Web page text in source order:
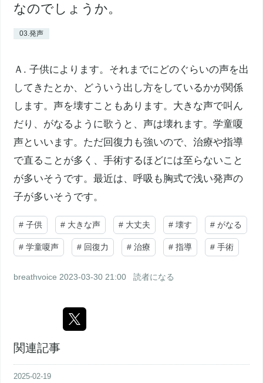
なのでしょうか。
03.発声
Ａ. 子供によります。それまでにどのぐらいの声を出
してきたとか、どういう出し方をしているかが関係
します。声を壊すこともあります。大きな声で叫ん
だり、がなるように歌うと、声は壊れます。学童嗄
声といいます。ただ回復力も強いので、治療や指導
で直ることが多く、手術するほどには至らないこと
が多いそうです。最近は、呼吸も胸式で浅い発声の
子が多いそうです。
# 子供 # 大きな声 # 大丈夫 # 壊す # がなる
# 学童嗄声 # 回復力 # 治療 # 指導 # 手術
breathvoice 2023-03-30 21:00 読者になる
関連記事
2025-02-19